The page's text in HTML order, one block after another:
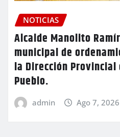
NOTICIAS
Alcalde Manolito
municipal de
la Dirección Provincial
Pueblo.
admin Ago 7, 2026